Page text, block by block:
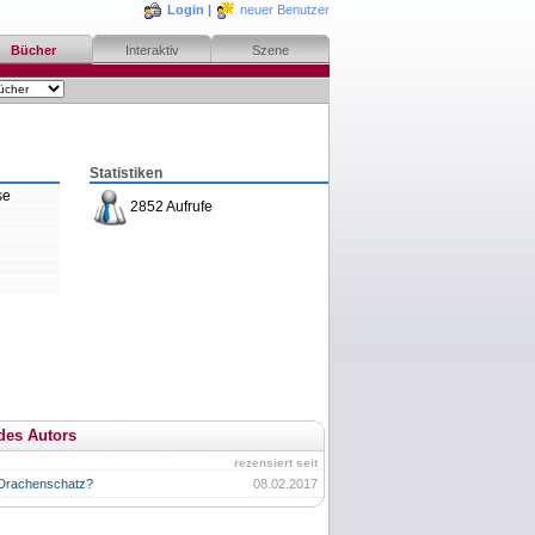
Login | neuer Benutzer
Bücher Interaktiv Szene
Statistiken
2852 Aufrufe
Autors
rezensiert seit
08.02.2017